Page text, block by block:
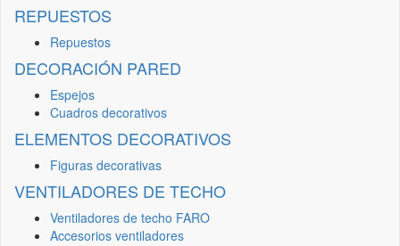
REPUESTOS
Repuestos
DECORACIÓN PARED
Espejos
Cuadros decorativos
ELEMENTOS DECORATIVOS
Figuras decorativas
VENTILADORES DE TECHO
Ventiladores de techo FARO
Accesorios ventiladores